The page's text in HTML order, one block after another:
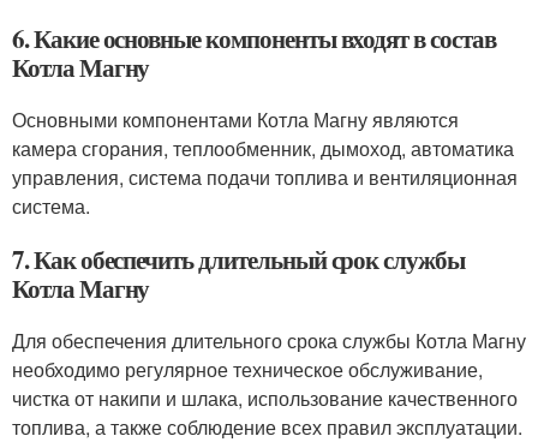
6. Какие основные компоненты входят в состав
Котла Магну
Основными компонентами Котла Магну являются
камера сгорания, теплообменник, дымоход, автоматика
управления, система подачи топлива и вентиляционная
система.
7. Как обеспечить длительный срок службы
Котла Магну
Для обеспечения длительного срока службы Котла Магну
необходимо регулярное техническое обслуживание,
чистка от накипи и шлака, использование качественного
топлива, а также соблюдение всех правил эксплуатации.